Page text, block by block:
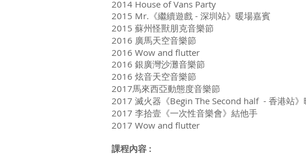
2014 House of Vans Party
2015 Mr.《繼續遊戲 - 深圳站》暖場嘉賓
2015 蘇州怪獸朋克音樂節
2016 廣馬天空音樂節
2016 Wow and flutter
2016 銀廣灣沙灘音樂節
2016 炫音天空音樂節
2017馬來西亞動態度音樂節
2017 滅火器《Begin The Second half - 香港站》
2017 李拾壹《一次性音樂會》結他手
2017 Wow and flutter
課程內容 :